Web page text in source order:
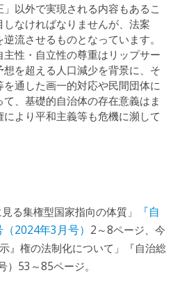
以外で実現される内容もあるこ
なければなりませんが、法案
流させるものとなっています。
性・自立性の尊重はリップサー
を超える人口減少を背景に、そ
通した画一的対応や民間団体に
、基礎的自治体の存在意義はま
より平和主義等も危機に瀕して
る集権型国家指向の体質」
『自
2024年3月号） 2～8ページ、今
権の法制化について」『自治総
53～85ページ。